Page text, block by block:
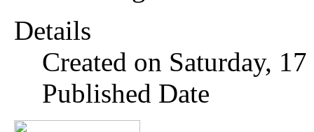
Details
Created on Saturday,
Published Date